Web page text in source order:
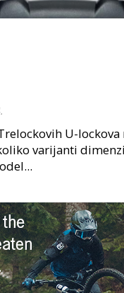
U-lockova
varijanti